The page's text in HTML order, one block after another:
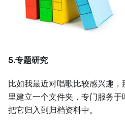
5.专题研究
比如我最近对唱歌比较感兴趣
里建立一个文件夹，专门服务
把它归入到归档资料中。